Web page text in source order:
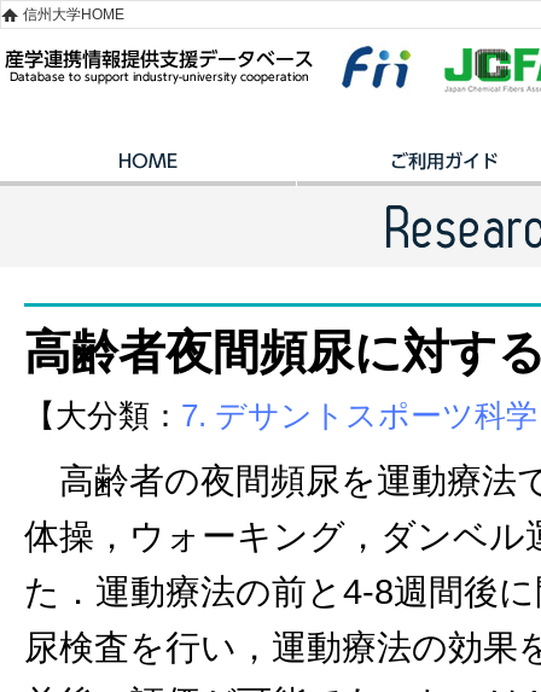
信州大学HOME
高齢者夜間頻尿に対す
【大分類： 7. デサントスポーツ科学
高齢者の夜間頻尿を運動療法
体操，ウォーキング，ダンベ
た．運動療法の前と4-8週間後
尿検査を行い，運動療法の効果